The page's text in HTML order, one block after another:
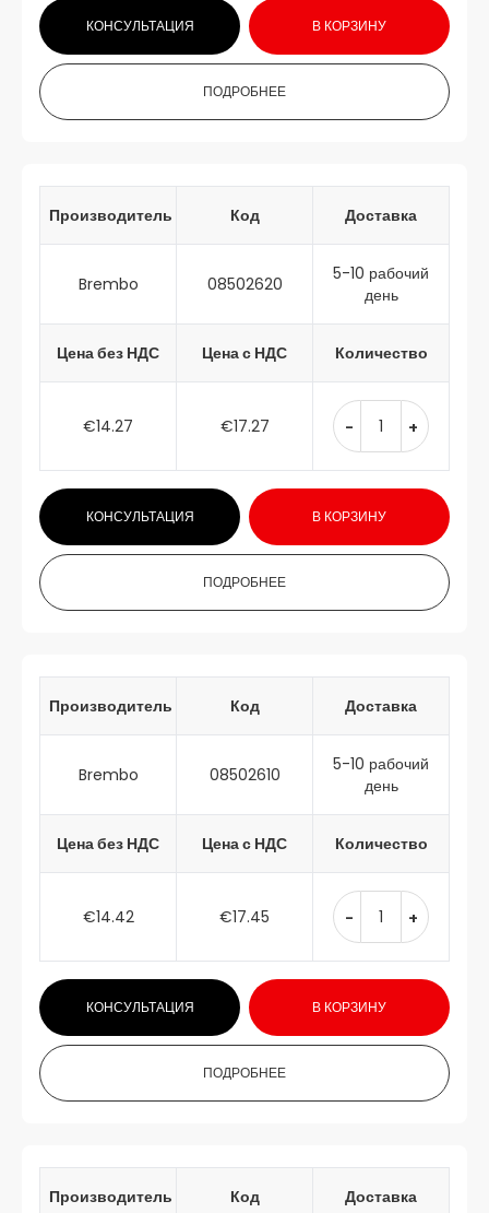
КОНСУЛЬТАЦИЯ В КОРЗИНУ
ПОДРОБНЕЕ
Производитель Код Доставка
Brembo 08502620
5-10 рабочий
день
Цена без НДС Цена с НДС Количество
€14.27 €17.27 - +
КОНСУЛЬТАЦИЯ В КОРЗИНУ
ПОДРОБНЕЕ
Производитель Код Доставка
Brembo 08502610
5-10 рабочий
день
Цена без НДС Цена с НДС Количество
€14.42 €17.45 - +
КОНСУЛЬТАЦИЯ В КОРЗИНУ
ПОДРОБНЕЕ
Производитель Код Доставка